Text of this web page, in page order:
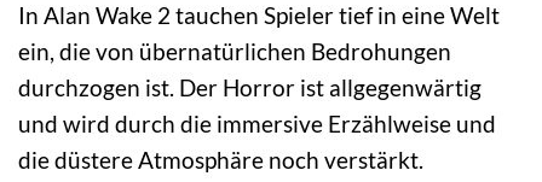
In Alan Wake 2 tauchen Spieler tief in eine Welt
ein, die von übernatürlichen Bedrohungen
durchzogen ist. Der Horror ist allgegenwärtig
und wird durch die immersive Erzählweise und
die düstere Atmosphäre noch verstärkt.